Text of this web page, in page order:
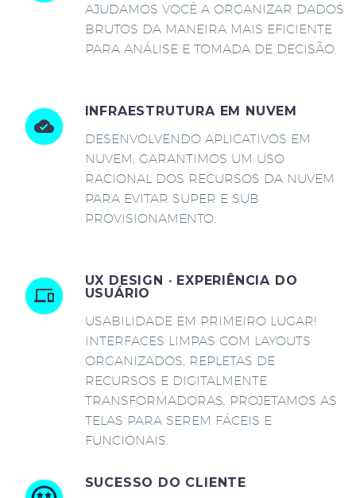
AJUDAMOS VOCÊ A ORGANIZAR DADOS
BRUTOS DA MANEIRA MAIS EFICIENTE
PARA ANÁLISE E TOMADA DE DECISÃO.
INFRAESTRUTURA EM NUVEM
DESENVOLVENDO APLICATIVOS EM
NUVEM, GARANTIMOS UM USO
RACIONAL DOS RECURSOS DA NUVEM
PARA EVITAR SUPER E SUB
PROVISIONAMENTO.
UX DESIGN · EXPERIÊNCIA DO
USUÁRIO
USABILIDADE EM PRIMEIRO LUGAR!
INTERFACES LIMPAS COM LAYOUTS
ORGANIZADOS, REPLETAS DE
RECURSOS E DIGITALMENTE
TRANSFORMADORAS. PROJETAMOS AS
TELAS PARA SEREM FÁCEIS E
FUNCIONAIS.
SUCESSO DO CLIENTE